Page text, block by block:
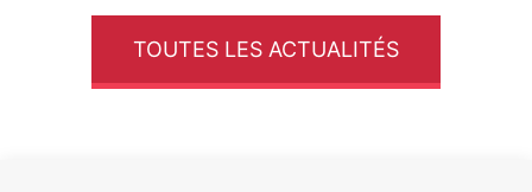
TOUTES LES ACTUALITÉS